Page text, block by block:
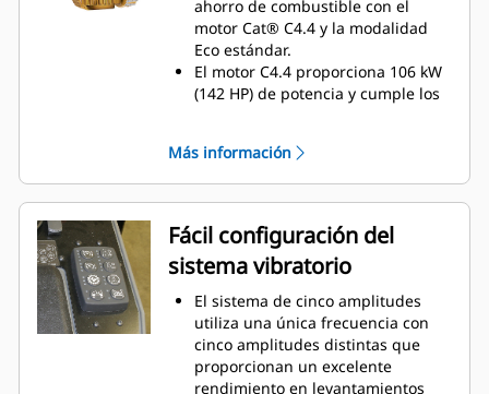
proporciona a los operadores
flexibilidad para montar y
desmontar la máquina (solo en
EE.UU. y Canadá)
ahorro de combustible con el
motor Cat® C4.4 y la modalidad
Eco estándar.
El motor C4.4 proporciona 106 kW
(142 HP) de potencia y cumple los
modalidad Eco modifica el
régimen del motor en función de
las necesidades de la carga; la
vibración de gran amplitud utiliza
regímenes del motor más altos,
mientras que la laminación
estática conserva el combustible y
funciona a bajo régimen con
niveles sonoros aún más bajos
Más información
Fácil configuración del
sistema vibratorio
El sistema de cinco amplitudes
utiliza una única frecuencia con
cinco amplitudes distintas que
proporcionan un excelente
rendimiento en levantamientos